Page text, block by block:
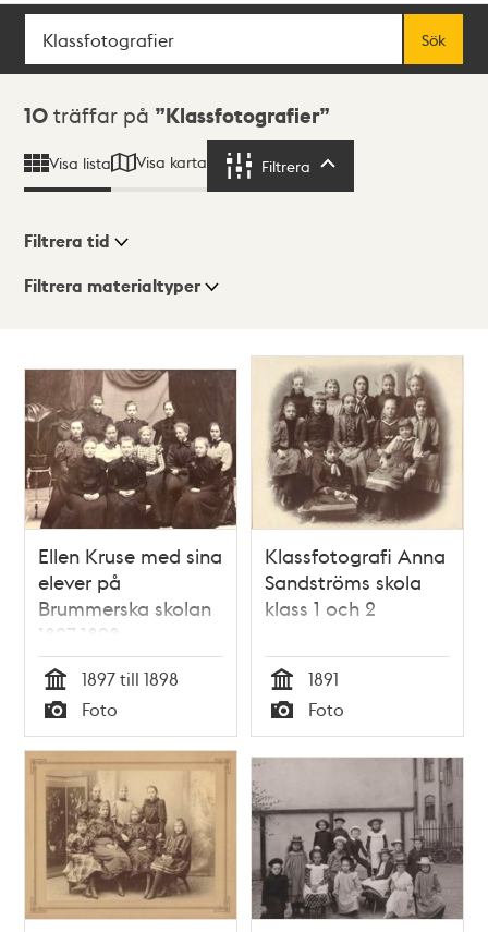
Sök
Sök
Sökresultat
10 träffar på Klassfotografier
Visa lista Visa karta Filtrera
Visningsläge
ListaKarta
Filtrera tid
Filtrera materialtyper
träffar
Ellen Kruse med sina
elever på
Brummerska skolan
1897-1898
Tid
1897 till 1898
Typ
Foto
Klassfotografi Anna
Sandströms skola
klass 1 och 2
Tid
1891
Typ
Foto